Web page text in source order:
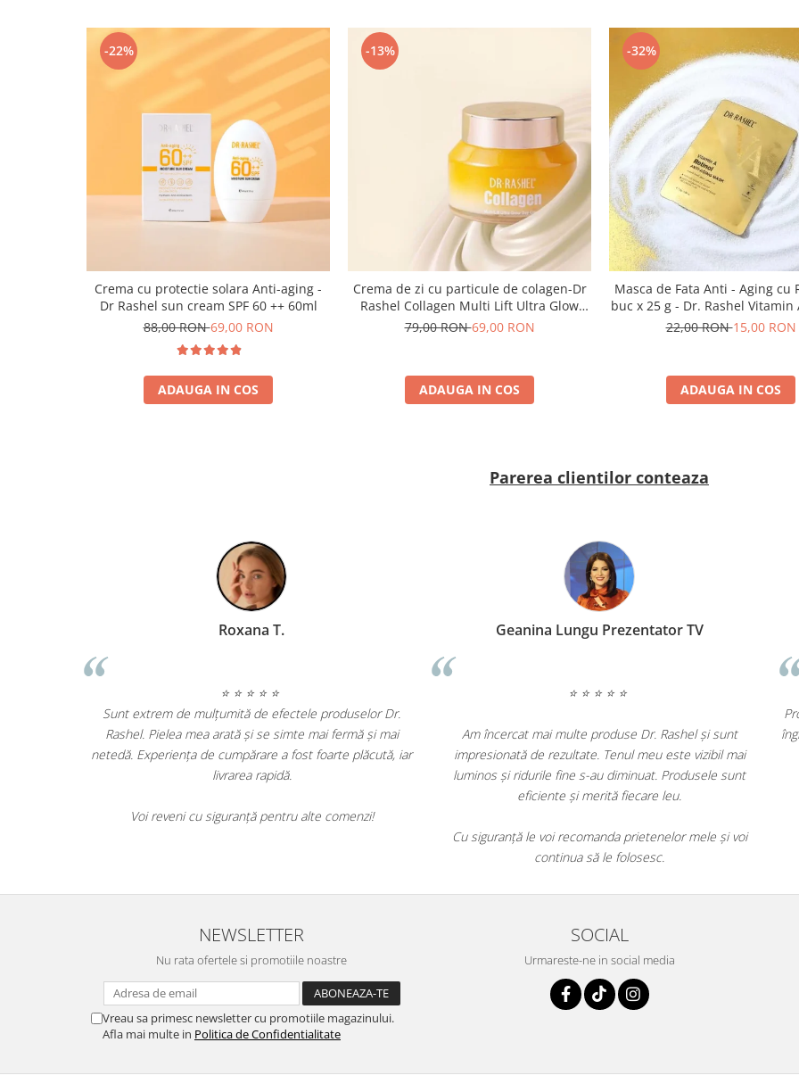
-22%
Crema cu protectie solara Anti-aging -
Dr Rashel sun cream SPF 60 ++ 60ml
88,00 RON69,00 RON
ADAUGA IN COS
-13%
Crema de zi cu particule de colagen-Dr
Rashel Collagen Multi Lift Ultra Glow
Day Cream 50gr
79,00 RON69,00 RON
ADAUGA IN COS
-32%
Masca de Fata Anti - Aging cu
buc x 25 g - Dr. Rashel Vitamin
Anti-Aging Mask
22,00 RON15,00 RON
ADAUGA IN COS
Parerea clientilor conteaza
De când le
a pielii
Roxana T.
⭐ ⭐ ⭐ ⭐ ⭐
Sunt extrem de mulțumită de efectele produselor Dr.
Rashel. Pielea mea arată și se simte mai fermă și mai
netedă. Experiența de cumpărare a fost foarte plăcută, iar
livrarea rapidă.
Voi reveni cu siguranță pentru alte comenzi!
Geanina Lungu Prezentator TV
⭐ ⭐ ⭐ ⭐ ⭐
Am încercat mai multe produse Dr. Rashel și sunt
impresionată de rezultate. Tenul meu este vizibil mai
luminos și ridurile fine s-au diminuat. Produsele sunt
eficiente și merită fiecare leu.
Cu siguranță le voi recomanda prietenelor mele și voi
continua să le folosesc.
NEWSLETTER
Nu rata ofertele si promotiile noastre
Vreau sa primesc newsletter cu promotiile magazinului.
Afla mai multe in Politica de Confidentialitate
SOCIAL
Urmareste-ne in social media